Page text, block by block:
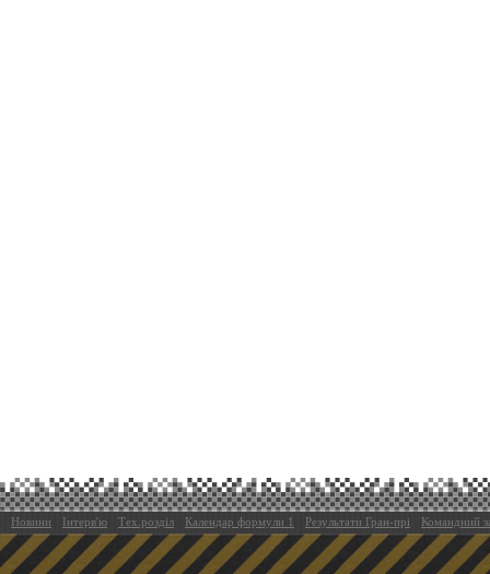
Новини Інтерв'ю Тех.розділ Календар формули 1 Результати Гран-прі Командний